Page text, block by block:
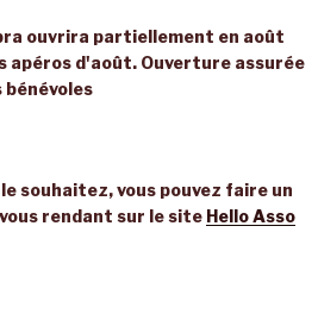
ouvrira partiellement en août
apéros d'août. Ouverture assurée
bénévoles
le souhaitez, vous pouvez faire un
rendant sur le site Hello Asso